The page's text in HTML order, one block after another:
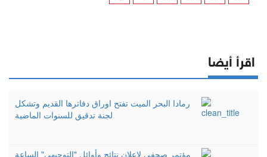
اقرأ أيضا
رمادا البحر الميت تفتح اوراق دفاترها القديم وتشكل
لجنة تدقيق للسنوات الماضية
مؤتمر صحفي لإعلان نتائج وأوائل "التوجيهي" الساعة